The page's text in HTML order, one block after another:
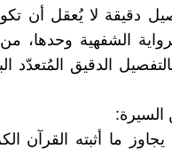
دقيقة لا يُعقل أن
الشفهية وحدها،
الدقيق المُتعدّد
السيرة:
ما أثبته القرآن